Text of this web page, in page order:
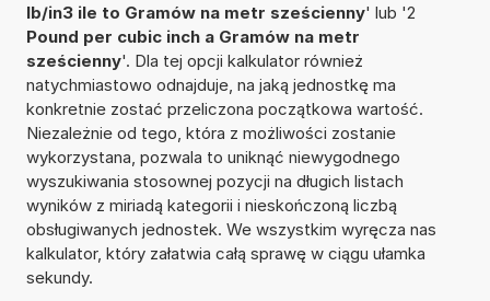
lb/in3 ile to Gramów na metr sześcienny' lub '2
Pound per cubic inch a Gramów na metr
sześcienny'. Dla tej opcji kalkulator również
natychmiastowo odnajduje, na jaką jednostkę ma
konkretnie zostać przeliczona początkowa wartość.
Niezależnie od tego, która z możliwości zostanie
wykorzystana, pozwala to uniknąć niewygodnego
wyszukiwania stosownej pozycji na długich listach
wyników z miriadą kategorii i nieskończoną liczbą
obsługiwanych jednostek. We wszystkim wyręcza nas
kalkulator, który załatwia całą sprawę w ciągu ułamka
sekundy.